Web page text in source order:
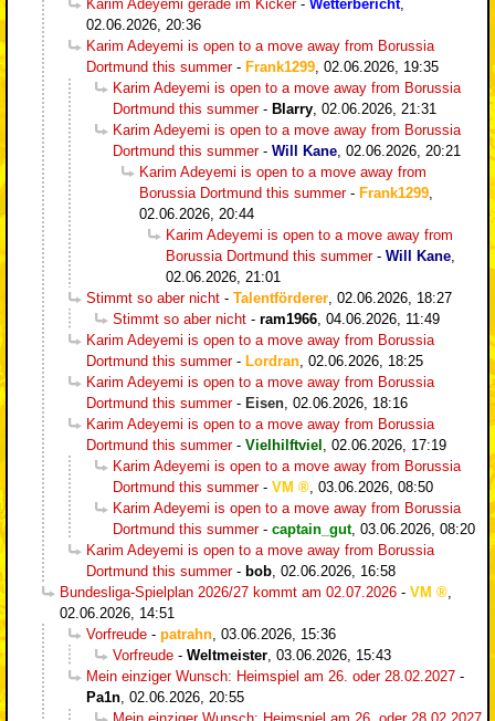
Karim Adeyemi gerade im Kicker- Wetterbericht,
02.06.2026, 20:36
Karim Adeyemi is open to a move away from Borussia
Dortmund this summer- Frank1299, 02.06.2026, 19:35
Karim Adeyemi is open to a move away from Borussia
Dortmund this summer- Blarry, 02.06.2026, 21:31
Karim Adeyemi is open to a move away from Borussia
Dortmund this summer- Will Kane, 02.06.2026, 20:21
Karim Adeyemi is open to a move away from
Borussia Dortmund this summer- Frank1299,
02.06.2026, 20:44
Karim Adeyemi is open to a move away from
Borussia Dortmund this summer- Will Kane,
02.06.2026, 21:01
Stimmt so aber nicht - Talentförderer, 02.06.2026, 18:27
Stimmt so aber nicht - ram1966, 04.06.2026, 11:49
Karim Adeyemi is open to a move away from Borussia
Dortmund this summer- Lordran, 02.06.2026, 18:25
Karim Adeyemi is open to a move away from Borussia
Dortmund this summer- Eisen, 02.06.2026, 18:16
Karim Adeyemi is open to a move away from Borussia
Dortmund this summer- Vielhilftviel , 02.06.2026, 17:19
Karim Adeyemi is open to a move away from Borussia
Dortmund this summer- VM , 03.06.2026, 08:50
Karim Adeyemi is open to a move away from Borussia
Dortmund this summer- captain_gut, 03.06.2026, 08:20
Karim Adeyemi is open to a move away from Borussia
Dortmund this summer- bob, 02.06.2026, 16:58
Bundesliga-Spielplan 2026/27 kommt am 02.07.2026 - VM
,
02.06.2026, 14:51
Vorfreude - patrahn, 03.06.2026, 15:36
Vorfreude - Weltmeister, 03.06.2026, 15:43
Mein einziger Wunsch: Heimspiel am 26. oder 28.02.2027 -
Pa1n, 02.06.2026, 20:55